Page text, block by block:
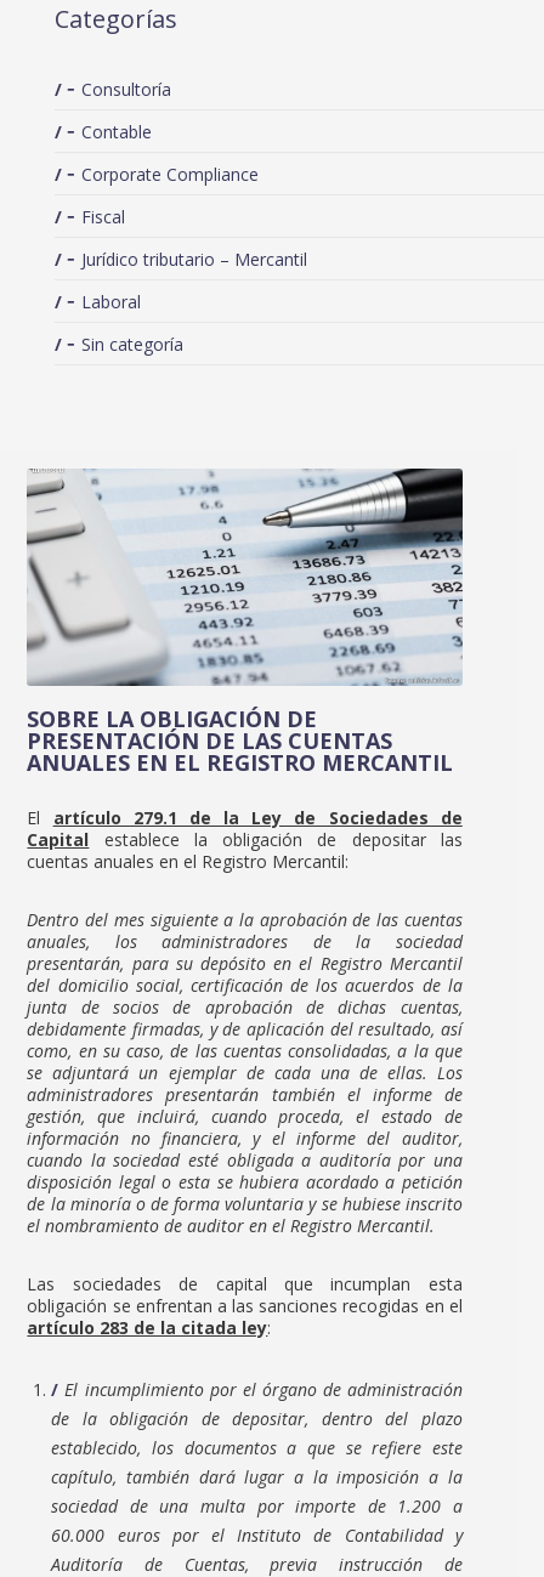
Categorías
Consultoría
Contable
Corporate Compliance
Fiscal
Jurídico tributario – Mercantil
Laboral
Sin categoría
SOBRE LA OBLIGACIÓN DE
PRESENTACIÓN DE LAS CUENTAS
ANUALES EN EL REGISTRO MERCANTIL
El artículo 279.1 de la Ley de Sociedades de
Capital establece la obligación de depositar las
cuentas anuales en el Registro Mercantil:
Dentro del mes siguiente a la aprobación de las cuentas
anuales, los administradores de la sociedad
presentarán, para su depósito en el Registro Mercantil
del domicilio social, certificación de los acuerdos de la
junta de socios de aprobación de dichas cuentas,
debidamente firmadas, y de aplicación del resultado, así
como, en su caso, de las cuentas consolidadas, a la que
se adjuntará un ejemplar de cada una de ellas. Los
administradores presentarán también el informe de
gestión, que incluirá, cuando proceda, el estado de
información no financiera, y el informe del auditor,
cuando la sociedad esté obligada a auditoría por una
disposición legal o esta se hubiera acordado a petición
de la minoría o de forma voluntaria y se hubiese inscrito
el nombramiento de auditor en el Registro Mercantil.
Las sociedades de capital que incumplan esta
obligación se enfrentan a las sanciones recogidas en el
artículo 283 de la citada ley:
El incumplimiento por el órgano de administración
de la obligación de depositar, dentro del plazo
establecido, los documentos a que se refiere este
capítulo, también dará lugar a la imposición a la
sociedad de una multa por importe de 1.200 a
60.000 euros por el Instituto de Contabilidad y
Auditoría de Cuentas, previa instrucción de